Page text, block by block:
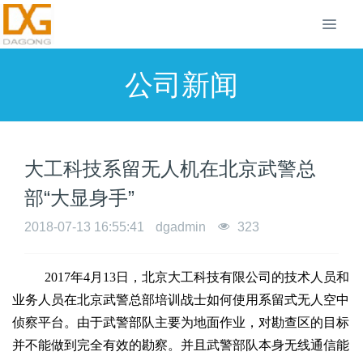
公司新闻
大工科技系留无人机在北京武警总
部“大显身手”
2018-07-13 16:55:41 dgadmin 323
2017年4月13日，北京大工科技有限公司的技术人员和
业务人员在北京武警总部培训战士如何使用系留式无人空中
侦察平台。由于武警部队主要为地面作业，对勘查区的目标
并不能做到完全有效的勘察。并且武警部队本身无线通信能